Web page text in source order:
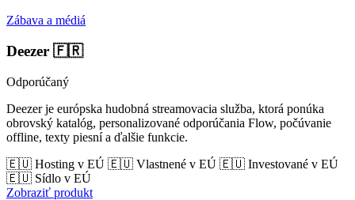
Zábava a médiá
Deezer 🇫🇷
Odporúčaný
Deezer je európska hudobná streamovacia služba, ktorá ponúka
obrovský katalóg, personalizované odporúčania Flow, počúvanie
offline, texty piesní a ďalšie funkcie.
🇪🇺 Hosting v EÚ 🇪🇺 Vlastnené v EÚ 🇪🇺 Investované v EÚ
🇪🇺 Sídlo v EÚ
Zobraziť produkt